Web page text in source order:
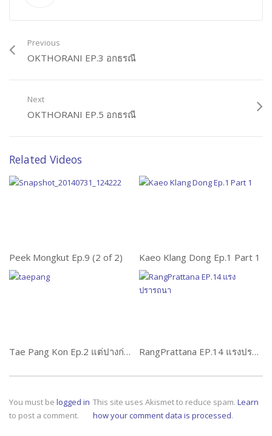
Previous
OKTHORANI EP.3 อกธรณี
Next
OKTHORANI EP.5 อกธรณี
Related Videos
Peek Mongkut Ep.9 (2 of 2) Kaeo Klang Dong Ep.1 Part 1
Tae Pang Kon Ep.2 แต่ปางก่อน RangPrattana EP.14 แรงปรารถนา
You must be logged in
to post a comment.
This site uses Akismet to reduce spam. Learn
how your comment data is processed.